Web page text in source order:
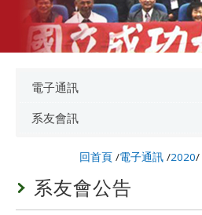
電子通訊
系友會訊
回首頁 /電子通訊 /2020/
系友會公告